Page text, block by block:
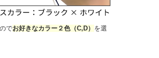
でお好きなカラー２色（C,D） を選